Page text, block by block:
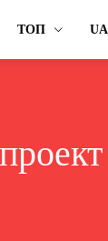
ТОП UA